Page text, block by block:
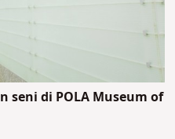
seni di POLA Museum of